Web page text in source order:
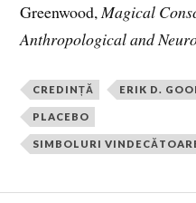
Greenwood,Magical
Anthropological and
CREDINȚĂ ERIK D.
PLACEBO
SIMBOLURI